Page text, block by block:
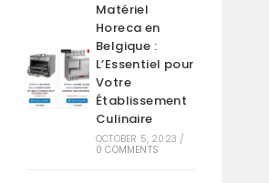
Matériel
Horeca en
Belgique :
L’Essentiel pour
Votre
Établissement
Culinaire
OCTOBER 5, 2023 /
0 COMMENTS